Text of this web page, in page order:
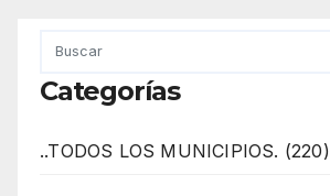
Categorías
..TODOS LOS MUNICIPIOS. (220)